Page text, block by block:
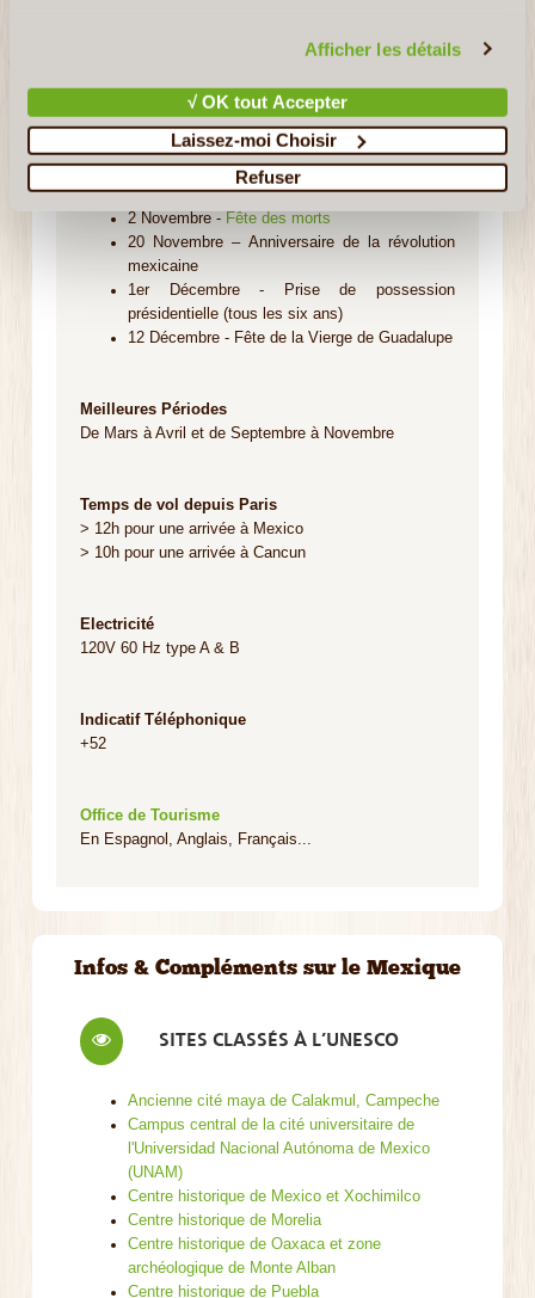
Afficher les détails
√ OK tout Accepter
Laissez-moi Choisir
Refuser
empêche les Français de poursuivre leur route
15 &16 Septembre – Anniversaire de
l’Indépendance du Mexique (1813)
12 Octobre - Jour de la race (célébration de la
découverte de l’Amérique et du mélange des
peuples)
2 Novembre - Fête des morts
20 Novembre – Anniversaire de la révolution
mexicaine
1er Décembre - Prise de possession
présidentielle (tous les six ans)
12 Décembre - Fête de la Vierge de Guadalupe
Meilleures Périodes
De Mars à Avril et de Septembre à Novembre
Temps de vol depuis Paris
> 12h pour une arrivée à Mexico
> 10h pour une arrivée à Cancun
Electricité
120V 60 Hz type A & B
Indicatif Téléphonique
+52
Office de Tourisme
En Espagnol, Anglais, Français...
Infos & Compléments sur le Mexique
SITES CLASSÉS À L’UNESCO
Ancienne cité maya de Calakmul, Campeche
Campus central de la cité universitaire de
l'Universidad Nacional Autónoma de Mexico
(UNAM)
Centre historique de Mexico et Xochimilco
Centre historique de Morelia
Centre historique de Oaxaca et zone
archéologique de Monte Alban
Centre historique de Puebla